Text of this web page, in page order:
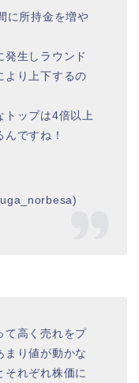
に所持金を増や
発生しラウンド
より上下するの
トップは4倍以上
ですね！
て高く売れをプ
まり値が動かな
それぞれ株価に